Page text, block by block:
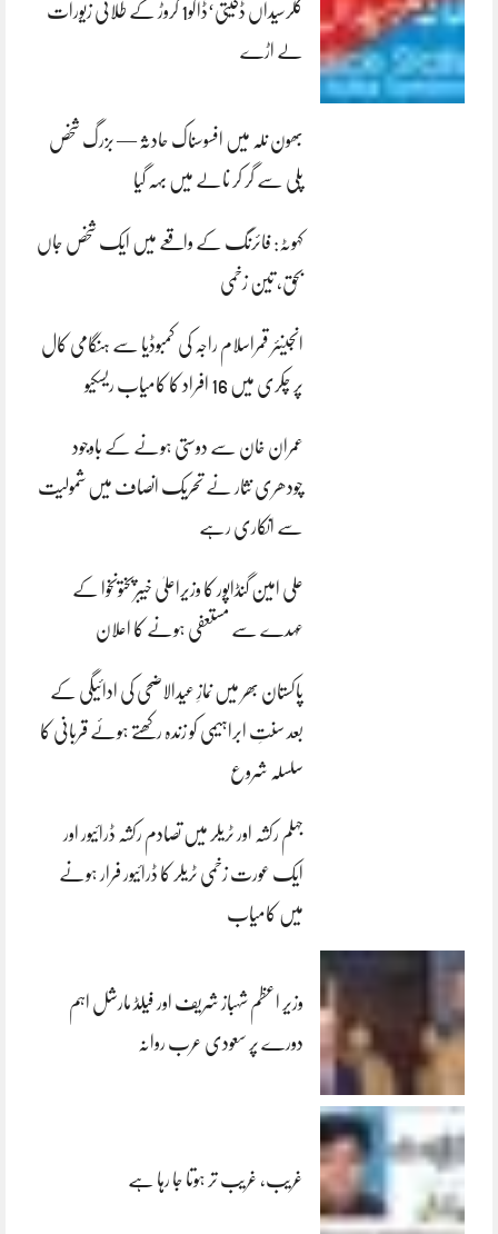
کلرسیداں ڈکیتی‘ڈاکو1 کروڑ کے طلائی زیورات
لے اڑے
بھون نلہ میں افسوسناک حادثہ — بزرگ شخص
پلی سے گر کر نالے میں بہہ گیا
کہوٹہ: فائرنگ کے واقعے میں ایک شخص جاں
بحق، تین زخمی
انجینئر قمراسلام راجہ کی کمبوڈیا سے ہنگامی کال
پر چکری میں 16 افراد کا کامیاب ریسکیو
عمران خان سے دوستی ہونے کے باوجود
چودھری نثار نے تحریک انصاف میں شمولیت
سے انکاری رہے
علی امین گنڈاپور کا وزیراعلیٰ خیبرپختونخوا کے
عہدے سے مستعفی ہونے کا اعلان
پاکستان بھر میں نمازِ عیدالاضحی کی ادائیگی کے
بعد سنتِ ابراہیمی کو زندہ رکھتے ہوئے قربانی کا
سلسلہ شروع
جہلم رکشہ اور ٹریلر میں تصادم رکشہ ڈرائیور اور
ایک عورت زخمی ٹریلر کا ڈرائیور فرار ہونے
میں کامیاب
وزیر اعظم شہباز شریف اور فیلڈ مارشل اہم
دورے پر سعودی عرب روانہ
غریب، غریب تر ہوتا جا رہا ہے